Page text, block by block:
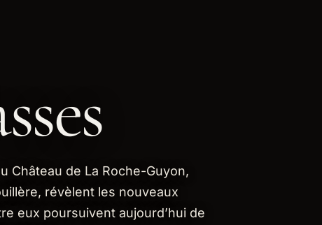
Château de La Roche-Guyon,
révèlent les nouveaux
eux poursuivent aujourd’hui de